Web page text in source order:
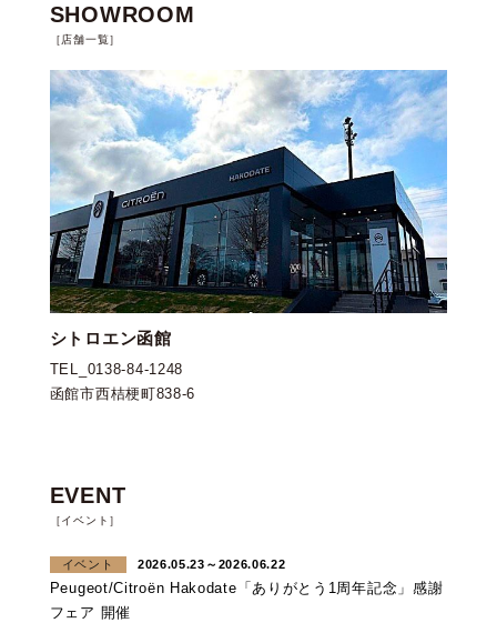
SHOWROOM
［店舗一覧］
シトロエン函館
TEL_ 0138-84-1248
函館市西桔梗町838-6
EVENT
［イベント］
イベント 2026.05.23～2026.06.22
Peugeot/Citroën Hakodate「ありがとう1周年記念」感謝
フェア 開催